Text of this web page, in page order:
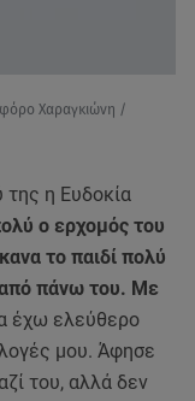
Χαραγκιώνη /
της η Ευδοκία
ο ερχομός του
το παιδί πολύ
από πάνω του. Με
έχω ελεύθερο
μου. Άφησε
του, αλλά δεν